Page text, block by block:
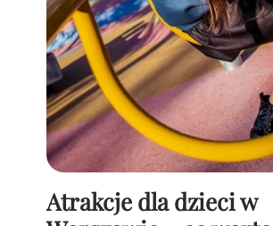
Atrakcje dla dzieci w